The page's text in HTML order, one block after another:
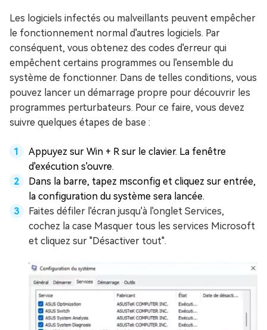
Les logiciels infectés ou malveillants peuvent empêcher
le fonctionnement normal d'autres logiciels. Par
conséquent, vous obtenez des codes d'erreur qui
empêchent certains programmes ou l'ensemble du
système de fonctionner. Dans de telles conditions, vous
pouvez lancer un démarrage propre pour découvrir les
programmes perturbateurs. Pour ce faire, vous devez
suivre quelques étapes de base :
Appuyez sur Win + R sur le clavier. La fenêtre
d'exécution s'ouvre.
Dans la barre, tapez msconfig et cliquez sur entrée,
la configuration du système sera lancée.
Faites défiler l'écran jusqu'à l'onglet Services,
cochez la case Masquer tous les services Microsoft
et cliquez sur "Désactiver tout".